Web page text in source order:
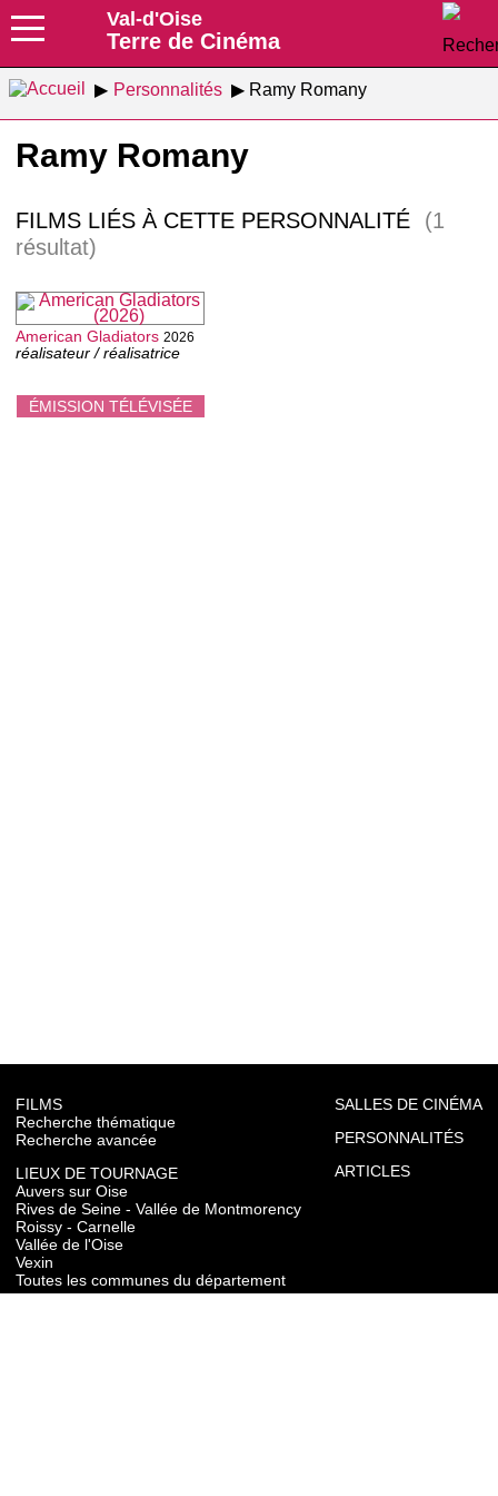
Val-d'Oise
Terre de Cinéma
Personnalités Ramy Romany
Ramy Romany
FILMS LIÉS À CETTE PERSONNALITÉ
(1
résultat)
ÉMISSION TÉLÉVISÉE
American Gladiators 2026
réalisateur / réalisatrice
FILMS
Recherche thématique
Recherche avancée
LIEUX DE TOURNAGE
Auvers sur Oise
Rives de Seine - Vallée de Montmorency
Roissy - Carnelle
Vallée de l'Oise
Vexin
Toutes les communes du département
SALLES DE CINÉMA
PERSONNALITÉS
ARTICLES